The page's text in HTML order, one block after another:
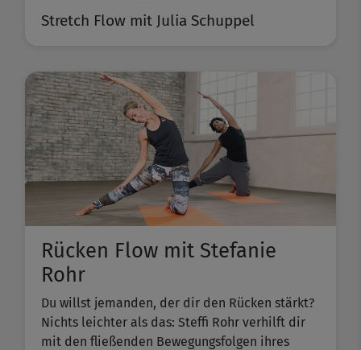
Stretch Flow mit Julia Schuppel
Rücken Flow mit Stefanie
Rohr
Du willst jemanden, der dir den Rücken stärkt?
Nichts leichter als das: Steffi Rohr verhilft dir
mit den fließenden Bewegungsfolgen ihres